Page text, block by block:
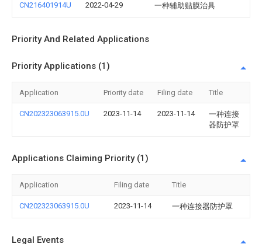
CN216401914U 2022-04-29 一种辅助贴膜治具
Priority And Related Applications
Priority Applications (1)
Application Priority date Filing date Title
CN202323063915.0U 2023-11-14 2023-11-14
一种连接
器防护罩
Applications Claiming Priority (1)
Application Filing date Title
CN202323063915.0U 2023-11-14 一种连接器防护罩
Legal Events